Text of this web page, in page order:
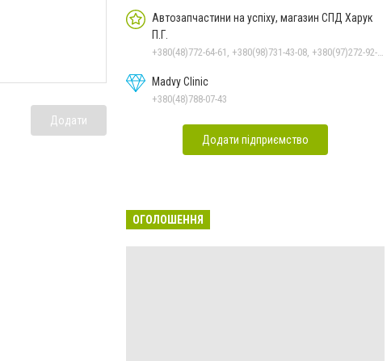
Додати
Автозапчастини на успіху, магазин СПД Харук
П.Г.
Madvy Clinic
+380(48)788-07-43
Додати підприємство
ОГОЛОШЕННЯ